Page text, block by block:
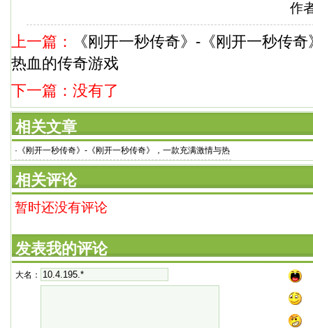
作
上一篇：
《刚开一秒传奇》-《刚开一秒传
热血的传奇游戏
下一篇：没有了
相关文章
· 《刚开一秒传奇》-《刚开一秒传奇》，一款充满激情与热
血的传奇游戏
相关评论
暂时还没有评论
发表我的评论
大名：